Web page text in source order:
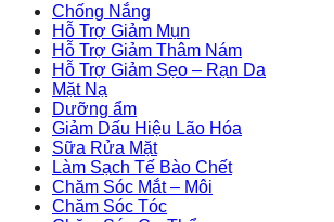
Chống Nắng
Hỗ Trợ Giảm Mụn
Hỗ Trợ Giảm Thâm Nám
Hỗ Trợ Giảm Sẹo – Rạn Da
Mặt Nạ
Dưỡng ẩm
Giảm Dấu Hiệu Lão Hóa
Sữa Rửa Mặt
Làm Sạch Tế Bào Chết
Chăm Sóc Mắt – Môi
Chăm Sóc Tóc